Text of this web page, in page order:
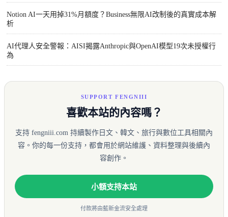
Notion AI一天用掉31%月額度？Business無限AI改制後的真實成本解
析
AI代理人安全警報：AISI揭露Anthropic與OpenAI模型19次未授權行
為
SUPPORT FENGNIII
喜歡本站的內容嗎？
支持 fengniii.com 持續製作日文、韓文、旅行與數位工具相關內
容。你的每一份支持，都會用於網站維護、資料整理與後續內
容創作。
小額支持本站
付款將由藍新金流安全處理